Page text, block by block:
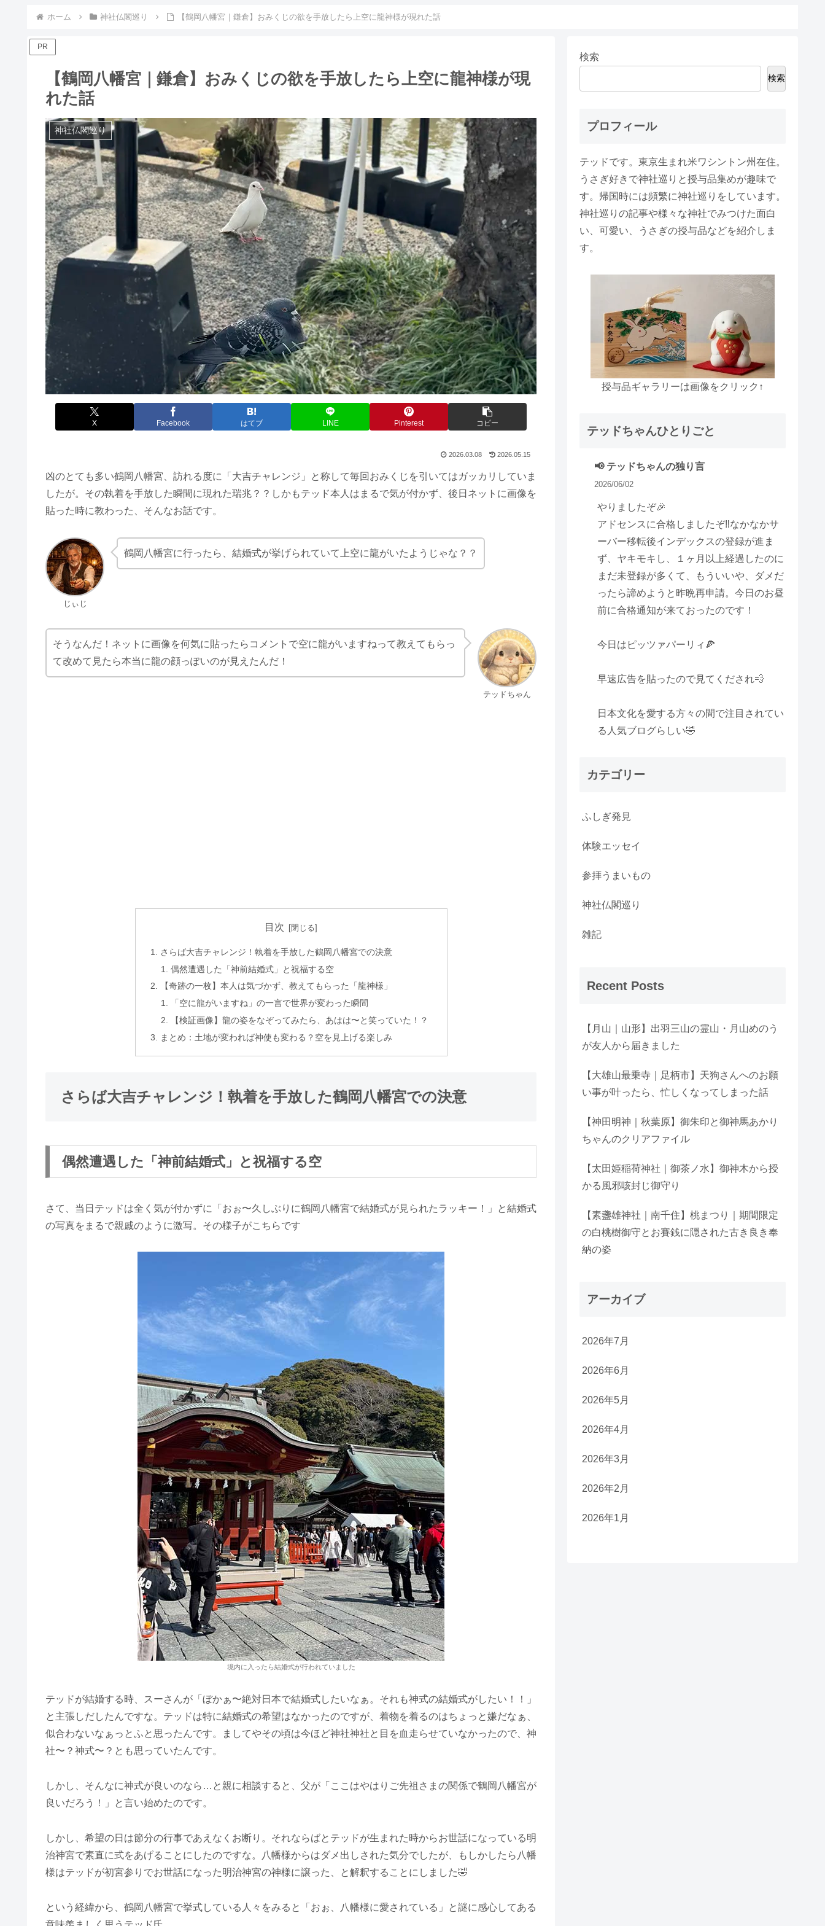
ホーム 神社仏閣巡り 【鶴岡八幡宮｜鎌倉】おみくじの欲を手放したら上空に龍神様が現れた話
PR
【鶴岡八幡宮｜鎌倉】おみくじの欲を手放したら上空に龍神様が現
れた話
神社仏閣巡り
X Facebook はてブ LINE Pinterest コピー
2026.03.08 2026.05.15
凶のとても多い鶴岡八幡宮、訪れる度に「大吉チャレンジ」と称して毎回おみくじを引いてはガッカリしていま
したが。その執着を手放した瞬間に現れた瑞兆？？しかもテッド本人はまるで気が付かず、後日ネットに画像を
貼った時に教わった、そんなお話です。
じぃじ
鶴岡八幡宮に行ったら、結婚式が挙げられていて上空に龍がいたようじゃな？？
テッドちゃん
そうなんだ！ネットに画像を何気に貼ったらコメントで空に龍がいますねって教えてもらっ
て改めて見たら本当に龍の顔っぽいのが見えたんだ！
目次
さらば大吉チャレンジ！執着を手放した鶴岡八幡宮での決意
偶然遭遇した「神前結婚式」と祝福する空
【奇跡の一枚】本人は気づかず、教えてもらった「龍神様」
「空に龍がいますね」の一言で世界が変わった瞬間
【検証画像】龍の姿をなぞってみたら、あはは〜と笑っていた！？
まとめ：土地が変われば神使も変わる？空を見上げる楽しみ
さらば大吉チャレンジ！執着を手放した鶴岡八幡宮での決意
偶然遭遇した「神前結婚式」と祝福する空
さて、当日テッドは全く気が付かずに「おぉ〜久しぶりに鶴岡八幡宮で結婚式が見られたラッキー！」と結婚式
の写真をまるで親戚のように激写。その様子がこちらです
境内に入ったら結婚式が行われていました
テッドが結婚する時、スーさんが「ぼかぁ〜絶対日本で結婚式したいなぁ。それも神式の結婚式がしたい！！」
と主張しだしたんですな。テッドは特に結婚式の希望はなかったのですが、着物を着るのはちょっと嫌だなぁ、
似合わないなぁっとふと思ったんです。ましてやその頃は今ほど神社神社と目を血走らせていなかったので、神
社〜？神式〜？とも思っていたんです。
しかし、そんなに神式が良いのなら…と親に相談すると、父が「ここはやはりご先祖さまの関係で鶴岡八幡宮が
良いだろう！」と言い始めたのです。
しかし、希望の日は節分の行事であえなくお断り。それならばとテッドが生まれた時からお世話になっている明
治神宮で素直に式をあげることにしたのですな。八幡様からはダメ出しされた気分でしたが、もしかしたら八幡
様はテッドが初宮参りでお世話になった明治神宮の神様に譲った、と解釈することにしました🤣
という経緯から、鶴岡八幡宮で挙式している人々をみると「おぉ、八幡様に愛されている」と謎に感心してある
検索
検索
プロフィール
テッドです。東京生まれ米ワシントン州在住。
うさぎ好きで神社巡りと授与品集めが趣味で
す。帰国時には頻繁に神社巡りをしています。
神社巡りの記事や様々な神社でみつけた面白
い、可愛い、うさぎの授与品などを紹介しま
す。
授与品ギャラリーは画像をクリック↑
テッドちゃんひとりごと
📢 テッドちゃんの独り言
2026/06/02
やりましたぞ🎉
アドセンスに合格しましたぞ‼️なかなかサ
ーバー移転後インデックスの登録が進ま
ず、ヤキモキし、１ヶ月以上経過したのに
まだ未登録が多くて、もういいや、ダメだ
ったら諦めようと昨晩再申請。今日のお昼
前に合格通知が来ておったのです！
今日はピッツァパーリィ🍕
早速広告を貼ったので見てくだされ💨
日本文化を愛する方々の間で注目されてい
る人気ブログらしい🤣
カテゴリー
ふしぎ発見
体験エッセイ
参拝うまいもの
神社仏閣巡り
雑記
Recent Posts
【月山｜山形】出羽三山の霊山・月山めのう
が友人から届きました
【大雄山最乗寺｜足柄市】天狗さんへのお願
い事が叶ったら、忙しくなってしまった話
【神田明神｜秋葉原】御朱印と御神馬あかり
ちゃんのクリアファイル
【太田姫稲荷神社｜御茶ノ水】御神木から授
かる風邪咳封じ御守り
【素盞雄神社｜南千住】桃まつり｜期間限定
の白桃樹御守とお賽銭に隠された古き良き奉
納の姿
アーカイブ
2026年7月
2026年6月
2026年5月
2026年4月
2026年3月
2026年2月
2026年1月